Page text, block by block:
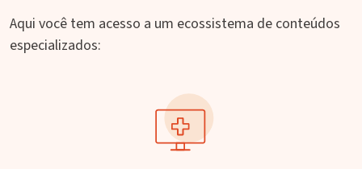
Aqui você tem acesso a um ecossistema de conteúdos
especializados: